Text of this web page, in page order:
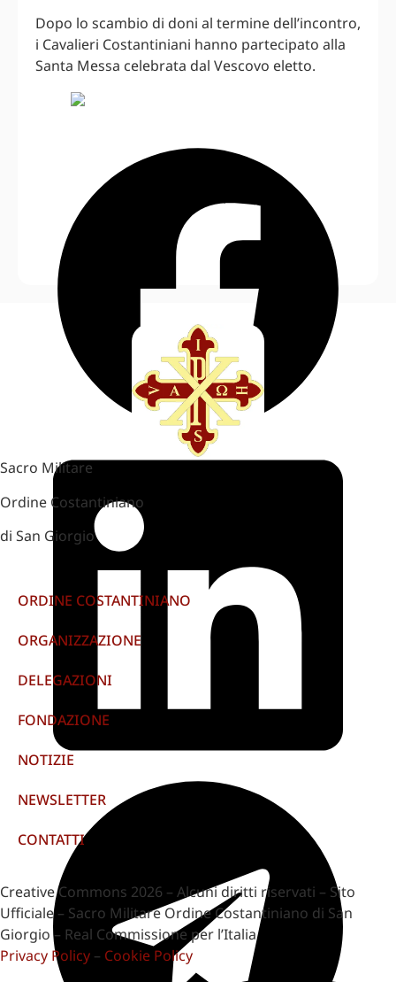
Dopo lo scambio di doni al termine dell’incontro,
i Cavalieri Costantiniani hanno partecipato alla
Santa Messa celebrata dal Vescovo eletto.
Sacro Militare
Ordine Costantiniano
di San Giorgio
ORDINE COSTANTINIANO
ORGANIZZAZIONE
DELEGAZIONI
FONDAZIONE
NOTIZIE
NEWSLETTER
CONTATTI
Creative Commons 2026 – Alcuni diritti riservati – Sito
Ufficiale – Sacro Militare Ordine Costantiniano di San
Giorgio – Real Commissione per l’Italia
Privacy Policy – Cookie Policy